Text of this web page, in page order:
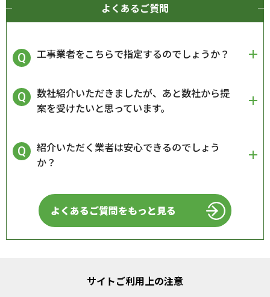
よくあるご質問
工事業者をこちらで指定するのでしょうか？
数社紹介いただきましたが、あと数社から提
案を受けたいと思っています。
紹介いただく業者は安心できるのでしょう
か？
よくあるご質問をもっと見る
サイトご利用上の注意